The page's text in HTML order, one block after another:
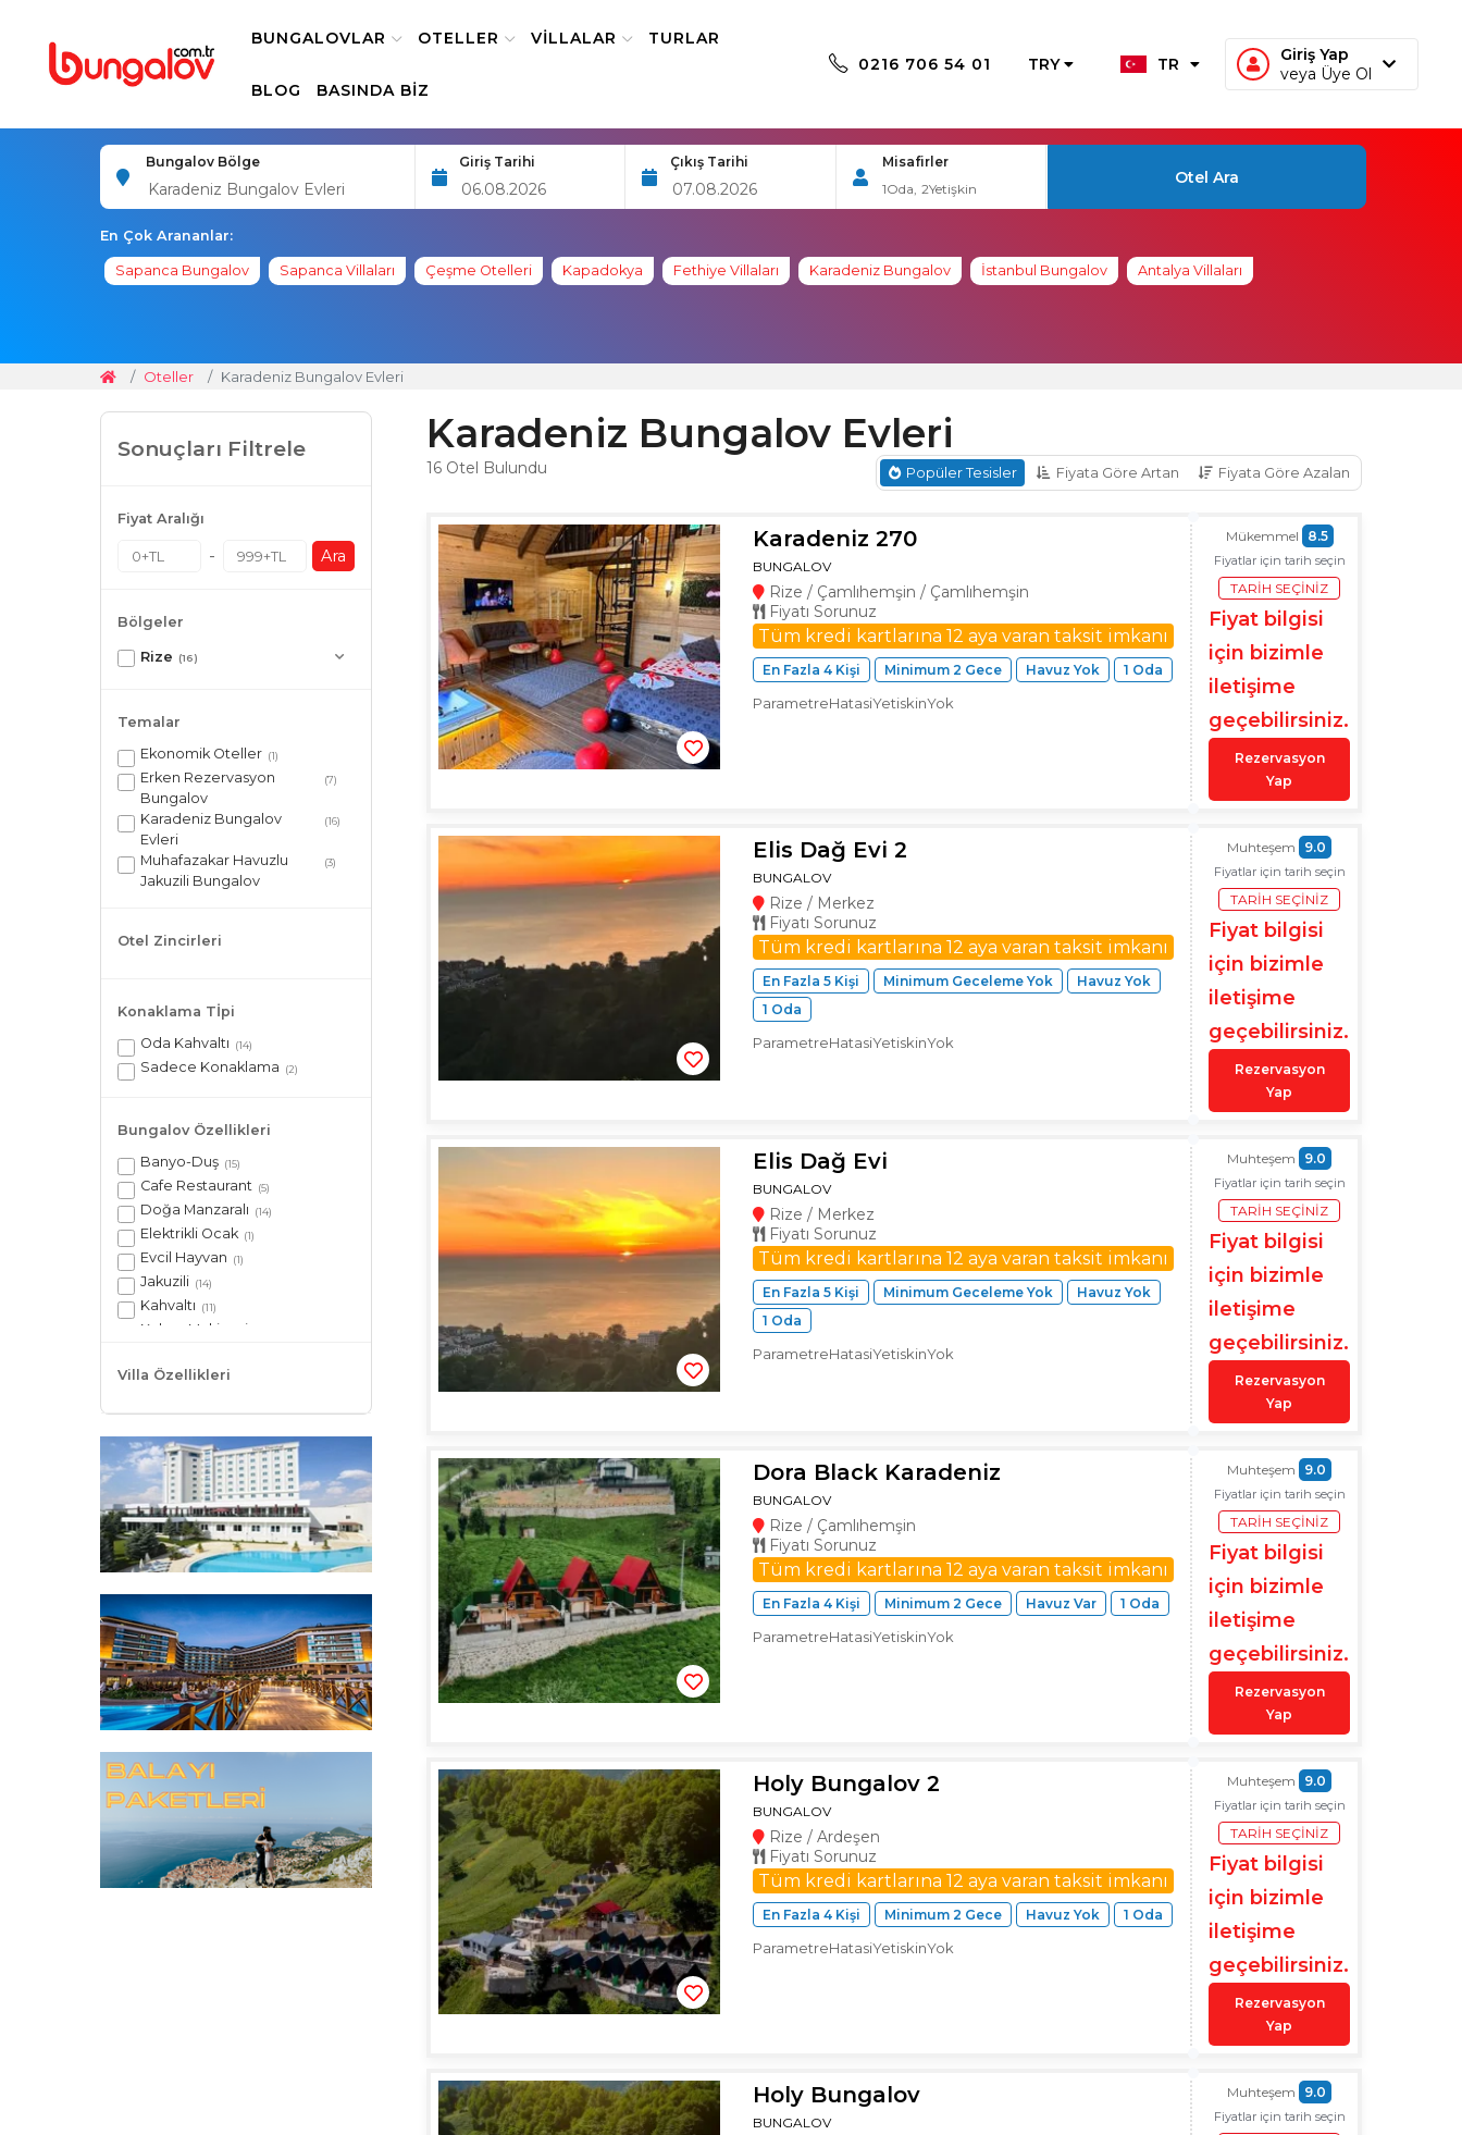
0216 706 54 01 TR
TRY
Giriş Yap
veya Üye Ol
BUNGALOVLAR OTELLER VILLALAR TURLAR
BLOG BASINDA BIZ
Bungalov Bölge Giriş Tarihi Çıkış Tarihi
Misafirler
1Oda, 2Yetişkin
Otel Ara
En Çok Arananlar:
Sapanca Bungalov Sapanca Villaları Çeşme Otelleri Kapadokya Fethiye Villaları Karadeniz Bungalov İstanbul Bungalov Antalya Villaları
Oteller Karadeniz Bungalov Evleri
Sonuçları Filtrele
Fiyat Aralığı
- Ara
Bölgeler
Rize (16)
Temalar
Ekonomik Oteller (1)
Erken Rezervasyon
Bungalov
(7)
Karadeniz Bungalov
Evleri
(16)
Muhafazakar Havuzlu
Jakuzili Bungalov
(3)
Otel Zincirleri
Konaklama Tİpi
Oda Kahvaltı
(14)
Sadece Konaklama (2)
Bungalov Özellikleri
Banyo-Duş (15)
Cafe Restaurant (5)
Doğa Manzaralı (14)
Elektrikli Ocak (1)
Evcil Hayvan (1)
Jakuzili (14)
Kahvaltı (11)
Kahve Makinesi
Mini Buzdolabı
Otopark (13)
Oturma Grubu (8)
Split Klima (8)
Su Isıtıcı (8)
TV (13)
Trekking (3)
Zıpline (2)
İnternet (12)
Şömine İçin Odun (2)
Şömineli (9)
Villa Özellikleri
Karadeniz Bungalov Evleri
16 Otel Bulundu Popüler Tesisler Fiyata Göre Artan Fiyata Göre Azalan
Karadeniz 270
BUNGALOV
Rize / Çamlıhemşin / Çamlıhemşin
Fiyatı Sorunuz
Tüm kredi kartlarına 12 aya varan taksit imkanı
En Fazla 4 Kişi Minimum 2 Gece Havuz Yok 1 Oda
ParametreHatasiYetiskinYok
Mükemmel 8.5
Fiyatlar için tarih seçin
TARIH SEÇINIZ
Fiyat bilgisi
için bizimle
iletişime
geçebilirsiniz.
Rezervasyon
Yap
Elis Dağ Evi 2
BUNGALOV
Rize / Merkez
Fiyatı Sorunuz
Tüm kredi kartlarına 12 aya varan taksit imkanı
En Fazla 5 Kişi Minimum Geceleme Yok
Havuz Yok
1 Oda
ParametreHatasiYetiskinYok
Muhteşem 9.0
Fiyatlar için tarih seçin
TARIH SEÇINIZ
Fiyat bilgisi
için bizimle
iletişime
geçebilirsiniz.
Rezervasyon
Yap
Elis Dağ Evi
BUNGALOV
Rize / Merkez
Fiyatı Sorunuz
Tüm kredi kartlarına 12 aya varan taksit imkanı
En Fazla 5 Kişi Minimum Geceleme Yok
Havuz Yok
1 Oda
ParametreHatasiYetiskinYok
Muhteşem 9.0
Fiyatlar için tarih seçin
TARIH SEÇINIZ
Fiyat bilgisi
için bizimle
iletişime
geçebilirsiniz.
Rezervasyon
Yap
Dora Black Karadeniz
BUNGALOV
Rize / Çamlıhemşin
Fiyatı Sorunuz
Tüm kredi kartlarına 12 aya varan taksit imkanı
En Fazla 4 Kişi Minimum 2 Gece Havuz Var 1 Oda
ParametreHatasiYetiskinYok
Muhteşem 9.0
Fiyatlar için tarih seçin
TARIH SEÇINIZ
Fiyat bilgisi
için bizimle
iletişime
geçebilirsiniz.
Rezervasyon
Yap
Holy Bungalov 2
BUNGALOV
Rize / Ardeşen
Fiyatı Sorunuz
Tüm kredi kartlarına 12 aya varan taksit imkanı
En Fazla 4 Kişi Minimum 2 Gece Havuz Yok 1 Oda
ParametreHatasiYetiskinYok
Muhteşem 9.0
Fiyatlar için tarih seçin
TARIH SEÇINIZ
Fiyat bilgisi
için bizimle
iletişime
geçebilirsiniz.
Rezervasyon
Yap
Holy Bungalov
BUNGALOV
Muhteşem 9.0
Fiyatlar için tarih seçin